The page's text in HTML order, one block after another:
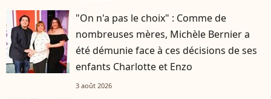
"On n'a pas le choix" : Comme de
nombreuses mères, Michèle Bernier a
été démunie face à ces décisions de ses
enfants Charlotte et Enzo
3 août 2026